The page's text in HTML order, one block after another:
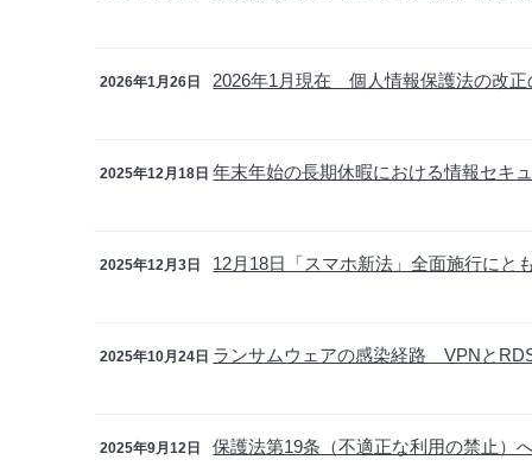
2026年1月26日 2026年1月現在 個人情報保護法の改正
2025年12月18日 年末年始の長期休暇における情報セキ
2025年12月3日 12月18日「スマホ新法」全面施行にと
2025年10月24日 ランサムウェアの感染経路 VPNと
2025年9月12日 保護法第19条（不適正な利用の禁止）